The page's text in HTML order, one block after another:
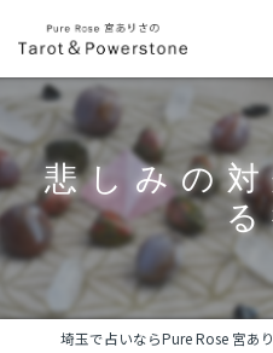
悲しみの